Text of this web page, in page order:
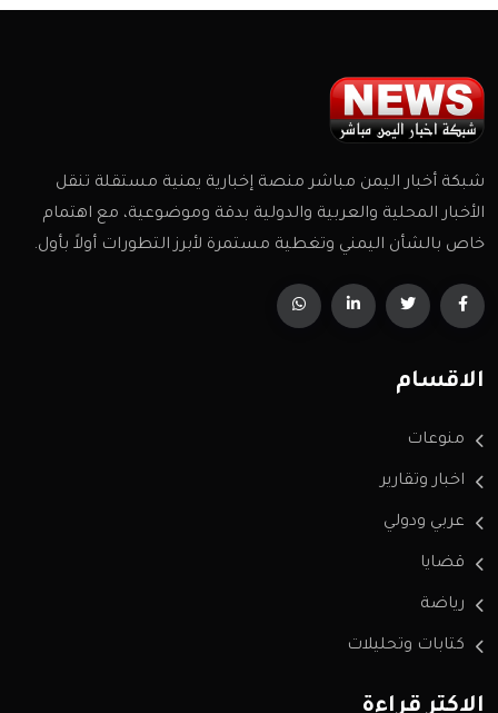
شبكة أخبار اليمن مباشر منصة إخبارية يمنية مستقلة تنقل
الأخبار المحلية والعربية والدولية بدقة وموضوعية، مع اهتمام
خاص بالشأن اليمني وتغطية مستمرة لأبرز التطورات أولاً بأول.
الاقسام
منوعات
اخبار وتقارير
عربي ودولي
قضايا
رياضة
كتابات وتحليلات
الاكثر قراءة